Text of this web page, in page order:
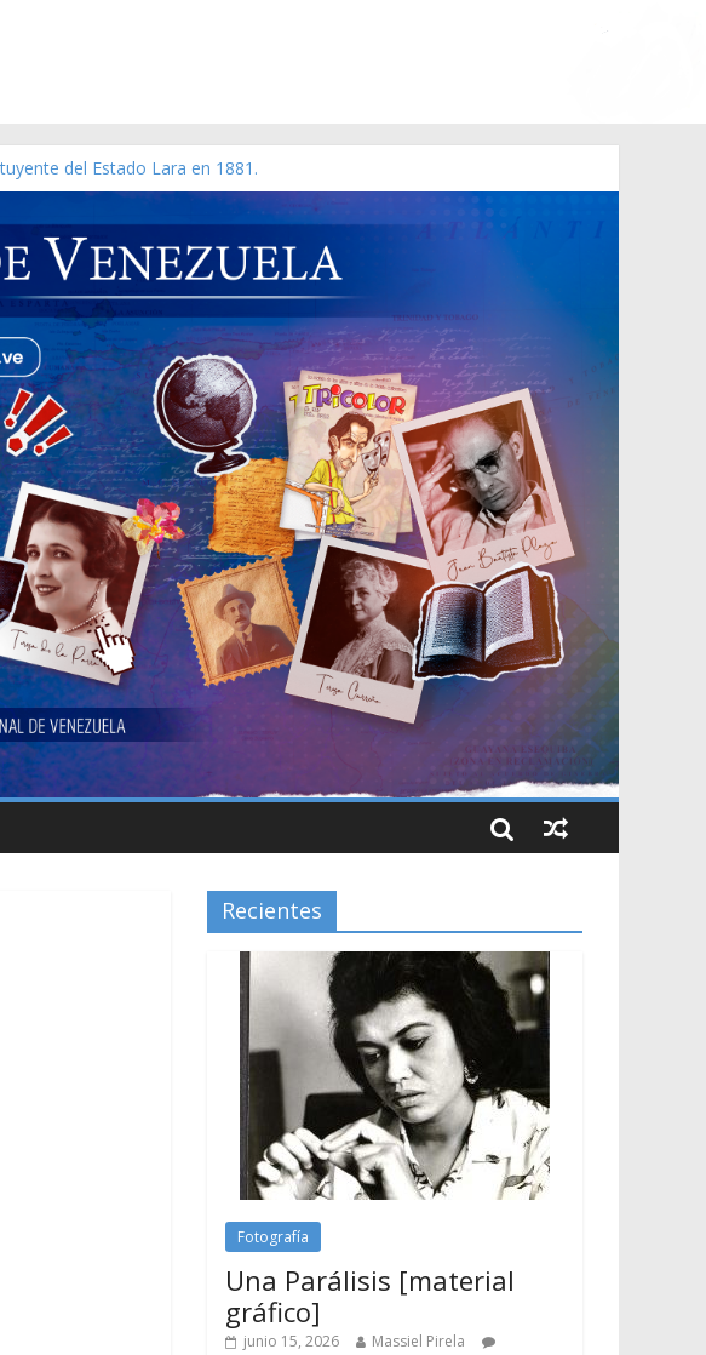
del Estado Lara en 1881.
09 de marzo de 2006 N° 38.394
Recientes
Fotografía
Una Parálisis [material
gráfico]
junio 15, 2026
Massiel Pirela